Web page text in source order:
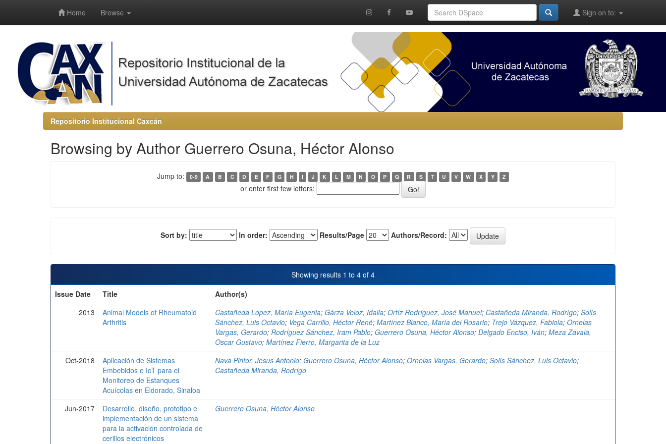
Home Browse Sign on to:
Repositorio Institucional Caxcán
Browsing by Author Guerrero Osuna, Héctor Alonso
Jump to: 0-9 A B C D E F G H I J K L M N O P Q R S T U V W X Y Z
or enter first few letters:
Sort by: In order: Results/Page Authors/Record:
Showing results 1 to 4 of 4
Issue Date
Title
Author(s)
2013
Animal Models of Rheumatoid
Arthritis
Castañeda López, María Eugenia; Gárza Veloz, Idalia; Ortíz Rodríguez, José Manuel; Castañeda Miranda, Rodrígo; Solís
Sánchez, Luis Octavio; Vega Carrillo, Héctor René; Martínez Blanco, María del Rosario; Trejo Vázquez, Fabiola; Ornelas
Vargas, Gerardo; Rodríguez Sánchez, Iram Pablo; Guerrero Osuna, Héctor Alonso; Delgado Enciso, Iván; Meza Zavala,
Oscar Gustavo; Martínez Fierro, Margarita de la Luz
Oct-2018
Aplicación de Sistemas
Embebidos e IoT para el
Monitoreo de Estanques
Acuícolas en Eldorado, Sinaloa
Nava Pintor, Jesus Antonio; Guerrero Osuna, Héctor Alonso; Ornelas Vargas, Gerardo; Solís Sánchez, Luis Octavio;
Castañeda Miranda, Rodrígo
Jun-2017
Desarrollo, diseño, prototipo e
implementación de un sistema
para la activación controlada de
cerillos electrónicos
Guerrero Osuna, Héctor Alonso